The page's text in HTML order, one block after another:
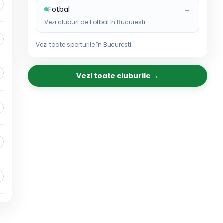
Fotbal →
Vezi cluburi de Fotbal în Bucuresti
Vezi toate sporturile în Bucuresti
Vezi toate cluburile →